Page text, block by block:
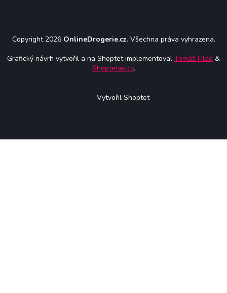
Copyright 2026 OnlineDrogerie.cz. Všechna práva vyhrazena.
Grafický návrh vytvořil a na Shoptet implementoval Tomáš Hlad &
Shoptetak.cz.
Vytvořil Shoptet